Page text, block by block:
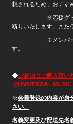
想されるため、おすす
※応援グッズのお
断りいたします。また
※メンバー側には
す。
◆ご参加はご購入頂い
でUNIVERSAL MUSIC
※会員登録の内容が身
さい。
名義変更及び配送先名